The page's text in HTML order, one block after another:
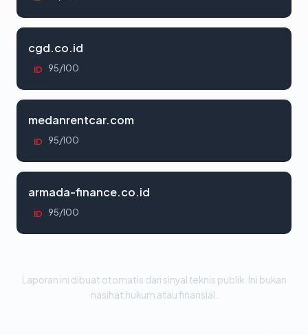
cgd.co.id
ID 95/100
medanrentcar.com
ID 95/100
armada-finance.co.id
ID 95/100
Laporan ini dibuat otomatis dari sinyal teknis publik. Ini bukan
nasihat hukum atau finansial.